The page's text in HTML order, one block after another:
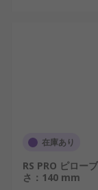
在庫あり
RS PRO ピロー
さ：140 mm